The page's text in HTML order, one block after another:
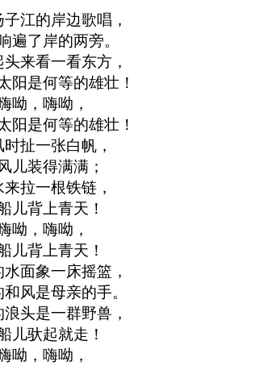
江的岸边歌唱，
遍了岸的两旁。
来看一看东方，
阳是何等的雄壮！
呦，嗨呦，
阳是何等的雄壮！
时扯一张白帆，
儿装得满满；
来拉一根铁链，
儿背上青天！
呦，嗨呦，
儿背上青天！
面象一床摇篮，
风是母亲的手。
头是一群野兽，
儿驮起就走！
呦，嗨呦，